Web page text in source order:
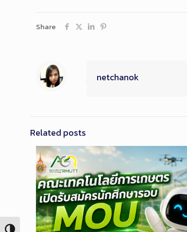
Share
netchanok
Related posts